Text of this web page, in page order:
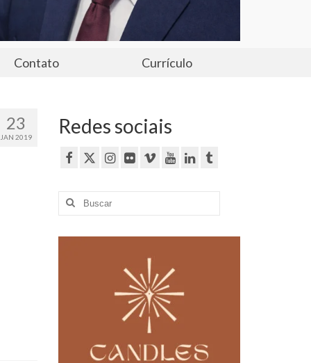
Contato Currículo
23
JAN 2019 Redes sociais
Buscar